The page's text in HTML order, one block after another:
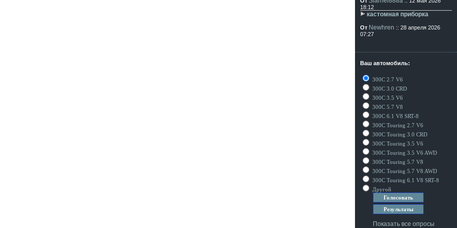
18:12
кастомная приборка
От Newhren :: 28 апреля 2026
07:27
Ваш автомобиль:
300C 2.7 V6
300C 3.0 CRD
300C 3.5 V6
300C 5.7 V8
300C 6.1 V8 SRT-8
300C Touring 2.7 V6
300C Touring 3.0 CRD
300C Touring 3.5 V6
300C Touring 3.5 V6 AWD
300C Touring 5.7 V8
300C Touring 5.7 V8 AWD
300C Touring 6.1 V8 SRT-8
Другой
Показать все опросы